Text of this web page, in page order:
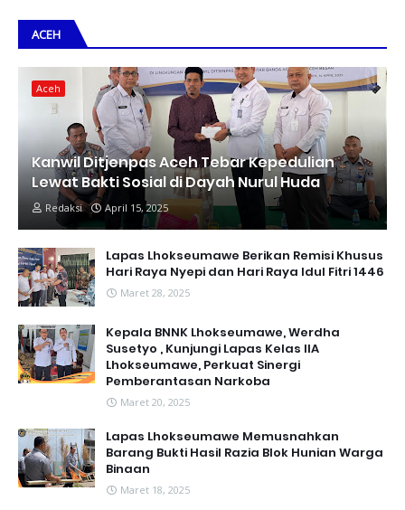
ACEH
Aceh
Kanwil Ditjenpas Aceh Tebar Kepedulian
Lewat Bakti Sosial di Dayah Nurul Huda
Redaksi April 15, 2025
Lapas Lhokseumawe Berikan Remisi Khusus
Hari Raya Nyepi dan Hari Raya Idul Fitri 1446
Maret 28, 2025
Kepala BNNK Lhokseumawe, Werdha
Susetyo , Kunjungi Lapas Kelas IIA
Lhokseumawe, Perkuat Sinergi
Pemberantasan Narkoba
Maret 20, 2025
Lapas Lhokseumawe Memusnahkan
Barang Bukti Hasil Razia Blok Hunian Warga
Binaan
Maret 18, 2025